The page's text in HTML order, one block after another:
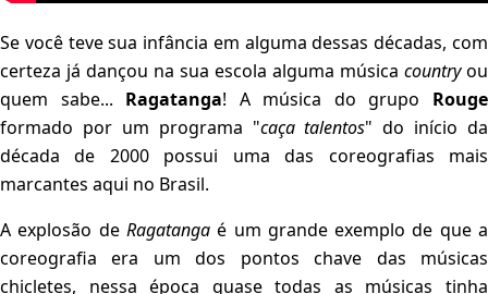
Se você teve sua infância em alguma dessas décadas, com
certeza já dançou na sua escola alguma música countryou
quem sabe... Ragatanga! A música do grupo Rouge
formado por um programa "caça talentos" do início da
década de 2000 possui uma das coreografias mais
marcantes aqui no Brasil.
A explosão de Ragatangaé um grande exemplo de que a
coreografia era um dos pontos chave das músicas
chicletes, nessa época quase todas as músicas tinha